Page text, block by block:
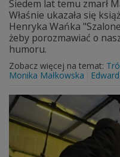
Siedem lat temu zmarł
Właśnie ukazała się
Henryka Wańka
żeby porozmawiać o
humoru.
Zobacz więcej na temat:
Monika Małkowska